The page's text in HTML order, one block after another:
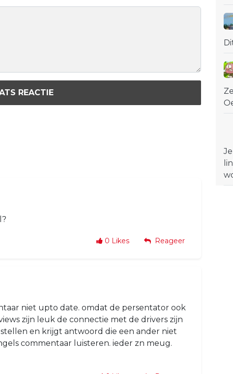
REACTIE
0 Likes Reageer
niet upto date. omdat de persentator ook
zijn leuk de connectie met de drivers zijn
en krijgt antwoord die een ander niet
commentaar luisteren. ieder zn meug.